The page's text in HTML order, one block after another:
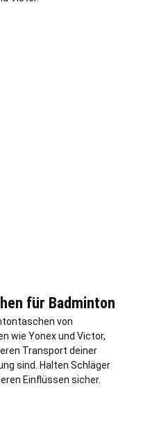
für Badminton
von
wie Yonex und Victor,
Transport deiner
sind. Halten Schläger
Einflüssen sicher.